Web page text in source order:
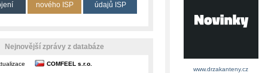
nového ISP
údajů ISP
Nejnovější zprávy z databáze
COMFEEL s.r.o.
www.drzakanteny.cz